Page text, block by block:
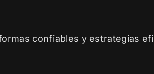
confiables y estrategias